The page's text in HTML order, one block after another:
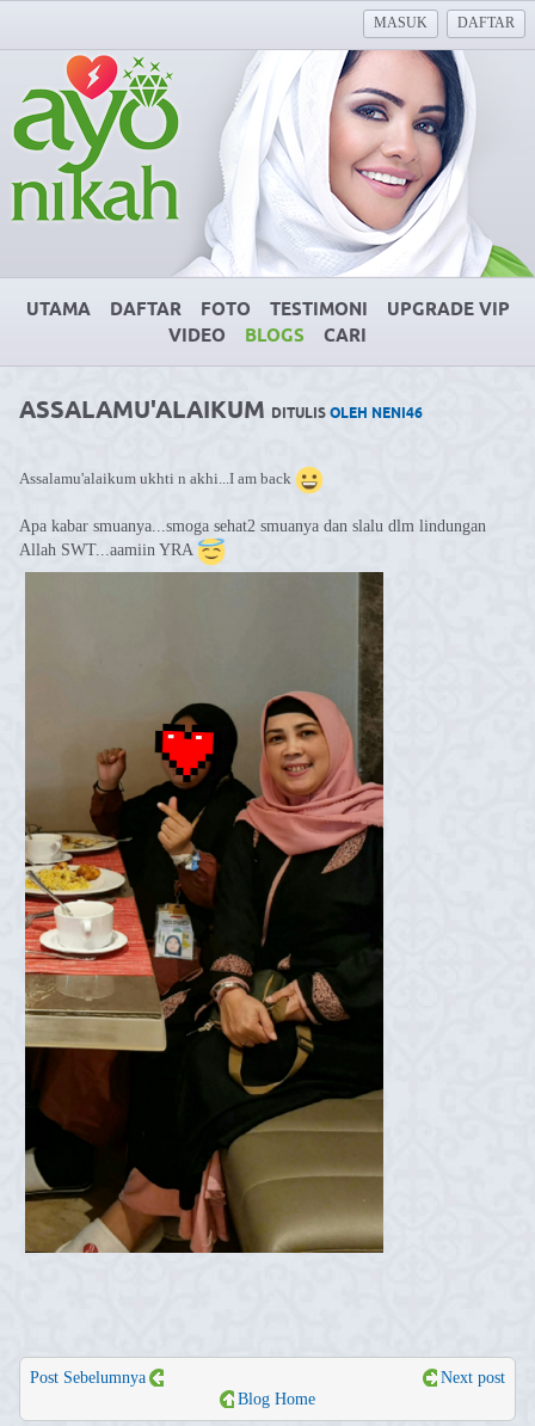
MASUK DAFTAR
UTAMA DAFTAR FOTO TESTIMONI
UPGRADE VIP
VIDEO
BLOGS CARI
ASSALAMU'ALAIKUM DITULISOLEH NENI46
Assalamu'alaikum ukhti n akhi...I am back
Apa kabar smuanya...smoga sehat2 smuanya dan slalu dlm lindungan
Allah SWT...aamiin YRA
Post Sebelumnya
Next post
Blog Home